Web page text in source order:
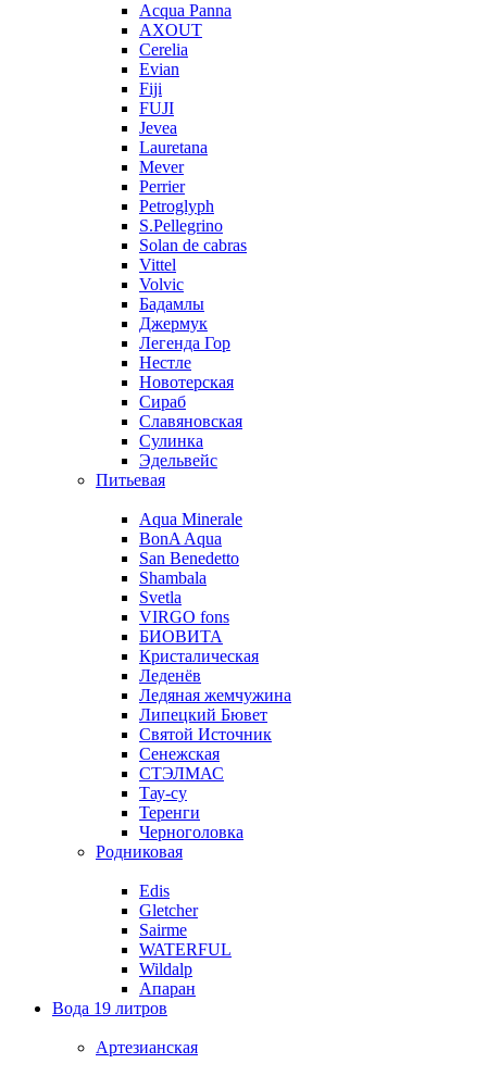
Acqua Panna
AXOUT
Cerelia
Evian
Fiji
FUJI
Jevea
Lauretana
Mever
Perrier
Petroglyph
S.Pellegrino
Solan de cabras
Vittel
Volvic
Бадамлы
Джермук
Легенда Гор
Нестле
Новотерская
Сираб
Славяновская
Сулинка
Эдельвейс
Питьевая
Aqua Minerale
BonA Aqua
San Benedetto
Shambala
Svetla
VIRGO fons
БИОВИТА
Кристалическая
Леденёв
Ледяная жемчужина
Липецкий Бювет
Святой Источник
Сенежская
СТЭЛМАС
Тау-су
Теренги
Черноголовка
Родниковая
Edis
Gletcher
Sairme
WATERFUL
Wildalp
Апаран
Вода 19 литров
Артезианская